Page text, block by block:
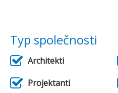
Typ společnosti
Architekti
Projektanti